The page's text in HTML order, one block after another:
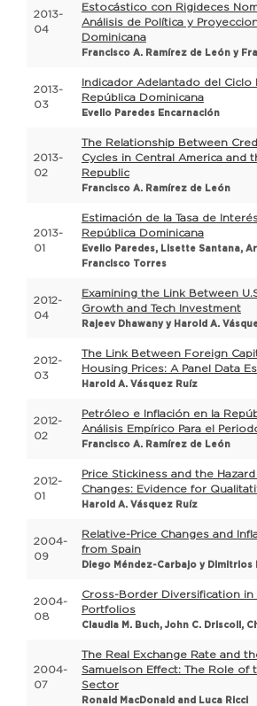
2013-
04
Estocástico con Rigideces
Análisis de Política y
Dominicana
Francisco A. Ramírez de León y
2013-
03
Indicador Adelantado del Ciclo
República Dominicana
Evelio Paredes Encarnación
2013-
02
The Relationship Between
Cycles in Central America and
Republic
Francisco A. Ramírez de León
2013-
01
Estimación de la Tasa de
República Dominicana
Evelio Paredes, Lisette Santana,
Francisco Torres
2012-
04
Examining the Link Between
Growth and Tech Investment
Rajeev Dhawany y Harold A.
2012-
03
The Link Between Foreign
Housing Prices: A Panel Data
Harold A. Vásquez Ruíz
2012-
02
Petróleo e Inflación en la
Análisis Empírico Para el
Francisco A. Ramírez de León
2012-
01
Price Stickiness and the
Changes: Evidence for
Harold A. Vásquez Ruíz
2004-
09
Relative-Price Changes and
from Spain
Diego Méndez-Carbajo y Dimitrios
2004-
08
Cross-Border Diversification in
Portfolios
Claudia M. Buch, John C. Driscoll,
2004-
07
The Real Exchange Rate and
Samuelson Effect: The Role of
Sector
Ronald MacDonald and Luca Ricci